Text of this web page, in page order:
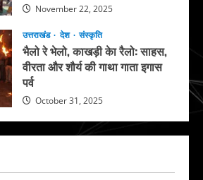
November 22, 2025
उत्तराखंड देश संस्कृति
भैलो रे भेलो, काखड़ी केा रैलो: साहस,
वीरता और शौर्य की गाथा गाता इगास
पर्व
October 31, 2025